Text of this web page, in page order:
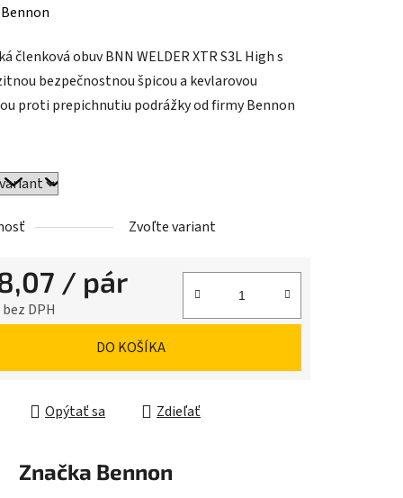
Bennon
členková obuv BNN WELDER XTR S3L High s
bezpečnostnou špicou a kevlarovou
proti prepichnutiu podrážky od firmy Bennon
Zvoľte variant
/ pár
DPH
DO KOŠÍKA
Opýtať sa Zdieľať
Značka Bennon